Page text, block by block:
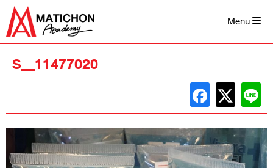
Skip
content
Menu
S__11477020